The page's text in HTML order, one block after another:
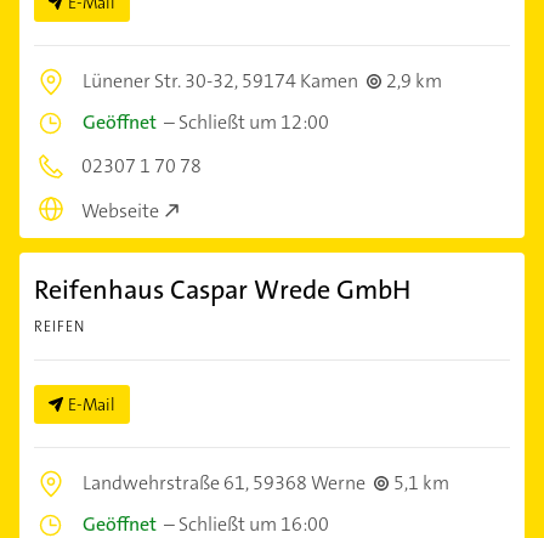
Lünener Str. 30-32,59174 Kamen
2,9 km
Geöffnet –Schließt um 12:00
02307 1 70 78
Webseite
Reifenhaus Caspar Wrede GmbH
REIFEN
E-Mail
Landwehrstraße 61,59368 Werne
5,1 km
Geöffnet –Schließt um 16:00